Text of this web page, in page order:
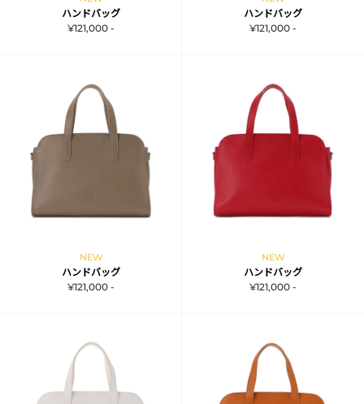
ハンドバッグ
¥121,000 -
ハンドバッグ
¥121,000 -
NEW
ハンドバッグ
¥121,000 -
NEW
ハンドバッグ
¥121,000 -